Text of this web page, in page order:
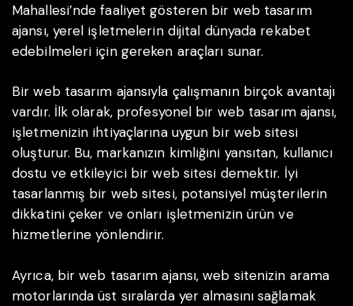
Mahallesi’nde faaliyet gösteren bir web tasarım
ajansı, yerel işletmelerin dijital dünyada rekabet
edebilmeleri için gereken araçları sunar.
Bir web tasarım ajansıyla çalışmanın birçok avantajı
vardır. İlk olarak, profesyonel bir web tasarım ajansı,
işletmenizin ihtiyaçlarına uygun bir web sitesi
oluşturur. Bu, markanızın kimliğini yansıtan, kullanıcı
dostu ve etkileyici bir web sitesi demektir. İyi
tasarlanmış bir web sitesi, potansiyel müşterilerin
dikkatini çeker ve onları işletmenizin ürün ve
hizmetlerine yönlendirir.
Ayrıca, bir web tasarım ajansı, web sitenizin arama
motorlarında üst sıralarda yer almasını sağlamak